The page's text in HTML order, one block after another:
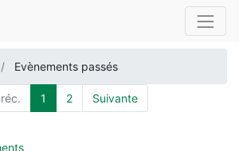
Evènements passés
1 2 Suivante